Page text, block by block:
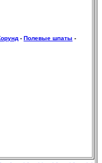
- Полевые шпаты -